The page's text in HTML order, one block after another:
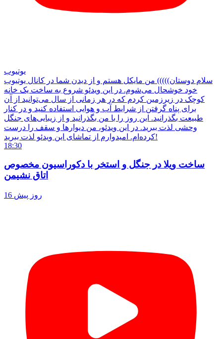
یوتیوب
سلام دوستان))))) من مایکل هستم و از دیدن شما در کانال یوتیوب
خود خوشحال می‌شوم. در این ویدئو شروع به ساخت یک خانه
کوچک در زیرزمین کردم که در هر زمانی از سال می‌توانید از آن
برای پناه گرفتن از شرایط آب و هوایی استفاده کنید و در کنار
طبیعت بگذرانید. این روز را با من بگذرانید و از زیبایی‌های جنگل
وحشی لذت ببرید. در این ویدئو، من دیوارها و سقف را درست
کرده‌ام. امیدوارم از تماشای این ویدئو لذت ببرید!
18:30
ساخت ویلا در جنگل و استخر با دکوراسیون مخصوص
اتاق نشیمن
16 روز پیش